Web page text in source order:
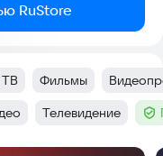
RuStore
Тег:
Фильмы Тег:
Тег:
Телевидение Тег